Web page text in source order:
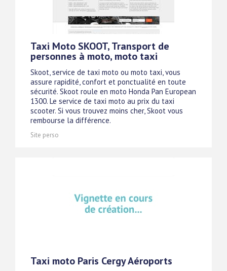
Taxi Moto SKOOT, Transport de
personnes à moto, moto taxi
Skoot, service de taxi moto ou moto taxi, vous
assure rapidité, confort et ponctualité en toute
sécurité. Skoot roule en moto Honda Pan European
1300. Le service de taxi moto au prix du taxi
scooter. Si vous trouvez moins cher, Skoot vous
rembourse la différence.
Site perso
Taxi moto Paris Cergy Aéroports